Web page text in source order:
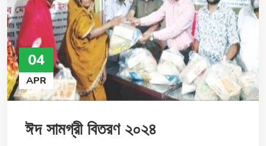
04
APR
ঈদ সামগ্রী বিতরণ ২০২৪